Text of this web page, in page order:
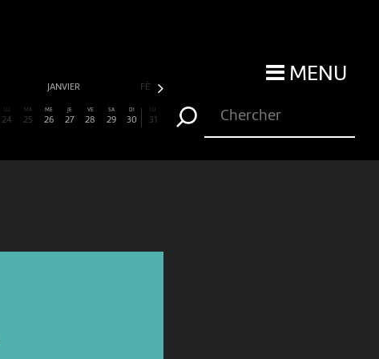
MENU
JANVIER FÉVRIER
LU
24
MA
25
ME
26
JE
27
VE
28
SA
29
DI
30
LU
31